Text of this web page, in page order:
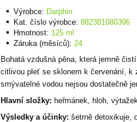
Výrobce: Darphin
Kat. číslo výrobce: 882381080396
Hmotnost: 125 ml
Záruka (měsíců): 24
Bohatá vzdušná pěna, která jemně
citlivou pleť se sklonem k červenání, k
smývatelné vodou nejsou dostatečně
Hlavní složky: heřmánek, hloh,
Výsledky a účinky: šetrně detoxikuje,